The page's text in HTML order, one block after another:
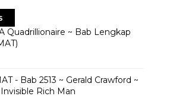
Quadrillionaire ~ Bab Lengkap
- Bab 2513 ~ Gerald Crawford ~
Rich Man